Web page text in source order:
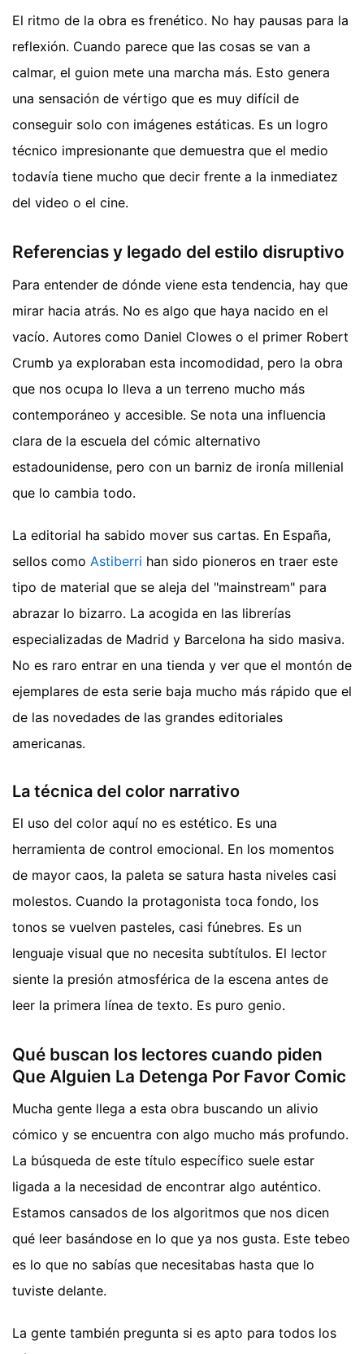
El ritmo de la obra es frenético. No hay pausas para la
reflexión. Cuando parece que las cosas se van a
calmar, el guion mete una marcha más. Esto genera
una sensación de vértigo que es muy difícil de
conseguir solo con imágenes estáticas. Es un logro
técnico impresionante que demuestra que el medio
todavía tiene mucho que decir frente a la inmediatez
del video o el cine.
Referencias y legado del estilo disruptivo
Para entender de dónde viene esta tendencia, hay que
mirar hacia atrás. No es algo que haya nacido en el
vacío. Autores como Daniel Clowes o el primer Robert
Crumb ya exploraban esta incomodidad, pero la obra
que nos ocupa lo lleva a un terreno mucho más
contemporáneo y accesible. Se nota una influencia
clara de la escuela del cómic alternativo
estadounidense, pero con un barniz de ironía millenial
que lo cambia todo.
La editorial ha sabido mover sus cartas. En España,
sellos como Astiberri han sido pioneros en traer este
tipo de material que se aleja del "mainstream" para
abrazar lo bizarro. La acogida en las librerías
especializadas de Madrid y Barcelona ha sido masiva.
No es raro entrar en una tienda y ver que el montón de
ejemplares de esta serie baja mucho más rápido que el
de las novedades de las grandes editoriales
americanas.
La técnica del color narrativo
El uso del color aquí no es estético. Es una
herramienta de control emocional. En los momentos
de mayor caos, la paleta se satura hasta niveles casi
molestos. Cuando la protagonista toca fondo, los
tonos se vuelven pasteles, casi fúnebres. Es un
lenguaje visual que no necesita subtítulos. El lector
siente la presión atmosférica de la escena antes de
leer la primera línea de texto. Es puro genio.
Qué buscan los lectores cuando piden
Que Alguien La Detenga Por Favor Comic
Mucha gente llega a esta obra buscando un alivio
cómico y se encuentra con algo mucho más profundo.
La búsqueda de este título específico suele estar
ligada a la necesidad de encontrar algo auténtico.
Estamos cansados de los algoritmos que nos dicen
qué leer basándose en lo que ya nos gusta. Este tebeo
es lo que no sabías que necesitabas hasta que lo
tuviste delante.
La gente también pregunta si es apto para todos los